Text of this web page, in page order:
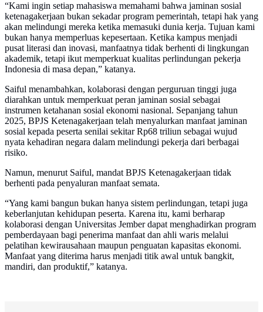
“Kami ingin setiap mahasiswa memahami bahwa jaminan sosial
ketenagakerjaan bukan sekadar program pemerintah, tetapi hak yang
akan melindungi mereka ketika memasuki dunia kerja. Tujuan kami
bukan hanya memperluas kepesertaan. Ketika kampus menjadi
pusat literasi dan inovasi, manfaatnya tidak berhenti di lingkungan
akademik, tetapi ikut memperkuat kualitas perlindungan pekerja
Indonesia di masa depan,” katanya.
Saiful menambahkan, kolaborasi dengan perguruan tinggi juga
diarahkan untuk memperkuat peran jaminan sosial sebagai
instrumen ketahanan sosial ekonomi nasional. Sepanjang tahun
2025, BPJS Ketenagakerjaan telah menyalurkan manfaat jaminan
sosial kepada peserta senilai sekitar Rp68 triliun sebagai wujud
nyata kehadiran negara dalam melindungi pekerja dari berbagai
risiko.
Namun, menurut Saiful, mandat BPJS Ketenagakerjaan tidak
berhenti pada penyaluran manfaat semata.
“Yang kami bangun bukan hanya sistem perlindungan, tetapi juga
keberlanjutan kehidupan peserta. Karena itu, kami berharap
kolaborasi dengan Universitas Jember dapat menghadirkan program
pemberdayaan bagi penerima manfaat dan ahli waris melalui
pelatihan kewirausahaan maupun penguatan kapasitas ekonomi.
Manfaat yang diterima harus menjadi titik awal untuk bangkit,
mandiri, dan produktif,” katanya.